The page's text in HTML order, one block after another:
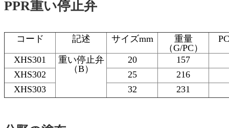
PPR重い停止弁
コード 記述 サイズmm
重量
（G/PC）
XHS301
重い停止弁
（B）
20
157
XHS302
25
216
XHS303
32 231